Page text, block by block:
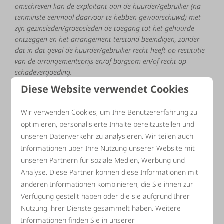
omschreven kan de exploitant aan de huurder/gebruiker (na
tenminste eenmaal daarvoor te hebben gewaarschuwd) met
zijn gezinsleden/groepsleden de toegang tot het gehuurde
ontzeggen en het arrangement terstond beëindigen, zonder
dat in dat geval de huurder/gebruiker recht heeft op restitutie
van de arrangementsprijs en/of borgsom en/of recht op
schadevergoeding.
De exploitant is niet aansprakelijk voor letsel dat gedurende
diefstal of beschadiging van eigendommen van de
huurder/gebruiker en de zijnen, door welke oorzaak deze ook
ontstaan. De huurder/gebruiker is volledig verantwoordelijk
en aansprakelijk voor alle schade en/of overlast van
komen
gehuurde verblijven. Overtredingen van deze overeenkomst
door de in de vorige zin bedoelde personen worden volledig
aan de huurder toegerekend.
De oplevering van het gehuurde dient opgeruimd,
vetvrij
geschieden, afvalemmers
Diese Website verwendet Cookies
Wir verwenden Cookies, um Ihre Benutzererfahrung zu
optimieren, personalisierte Inhalte bereitzustellen und
unseren Datenverkehr zu analysieren. Wir teilen auch
Informationen über Ihre Nutzung unserer Website mit
unseren Partnern für soziale Medien, Werbung und
Analyse. Diese Partner können diese Informationen mit
anderen Informationen kombinieren, die Sie ihnen zur
Verfügung gestellt haben oder die sie aufgrund Ihrer
Nutzung ihrer Dienste gesammelt haben. Weitere
Informationen finden Sie in unserer